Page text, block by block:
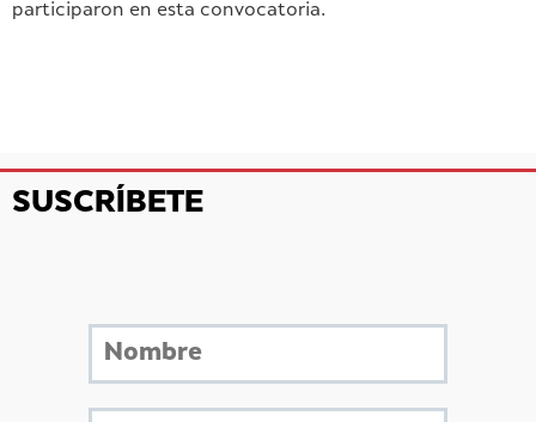
participaron en esta convocatoria.
SUSCRÍBETE